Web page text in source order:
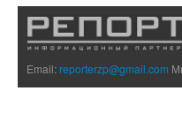
Email:reporterzp@gmail.com